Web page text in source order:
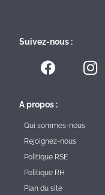
Suivez-nous :
A propos :
Qui sommes-nous
Rejoignez-nous
Politique RSE
Politique RH
Plan du site